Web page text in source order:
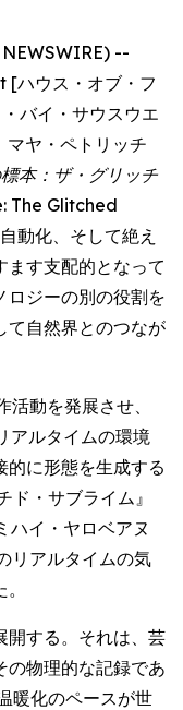
--
[ハウス・オブ・フ
バイ・サウスウエ
ヤ・ペトリッチ
本：ザ・グリッチ
The Glitched
動化、そして絶え
ます支配的となって
ロジーの別の役割を
て自然界とのつなが
動を発展させ、
アルタイムの環境
的に形態を生成する
・サブライム』
ハイ・ヤロベアヌ
アルタイムの気
開する。それは、芸
の物理的な記録であ
暖化のペースが世